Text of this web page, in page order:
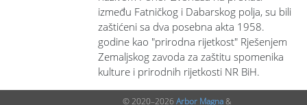
između Fatničkog i Dabarskog polja, su bili
zaštićeni sa dva posebna akta 1958.
godine kao "prirodna rijetkost" Rješenjem
Zemaljskog zavoda za zaštitu spomenika
kulture i prirodnih rijetkosti NR BiH.
© 2020–2026 Arbor Magna&